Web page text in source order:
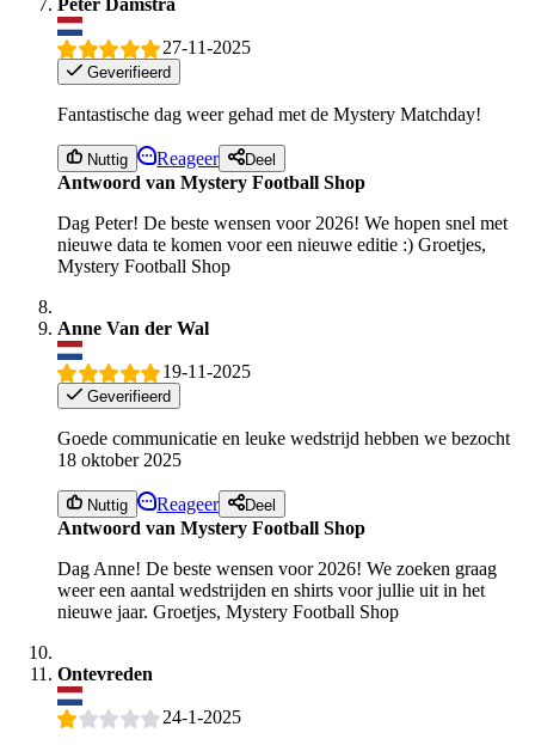
27-11-2025
Geverifieerd
Fantastische dag weer gehad met de Mystery Matchday!
Nuttig Reageer Deel
Antwoord van Mystery Football Shop
Dag Peter! De beste wensen voor 2026! We hopen snel met
nieuwe data te komen voor een nieuwe editie :) Groetjes,
Mystery Football Shop
Anne Van der Wal
19-11-2025
Geverifieerd
Goede communicatie en leuke wedstrijd hebben we bezocht
18 oktober 2025
Nuttig Reageer Deel
Antwoord van Mystery Football Shop
Dag Anne! De beste wensen voor 2026! We zoeken graag
weer een aantal wedstrijden en shirts voor jullie uit in het
nieuwe jaar. Groetjes, Mystery Football Shop
Ontevreden
24-1-2025